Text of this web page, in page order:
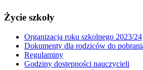
Życie szkoły
Organizacja roku szkolnego 2023/24
Dokumenty dla rodziców do
Regulaminy
Godziny dostępności nauczycieli